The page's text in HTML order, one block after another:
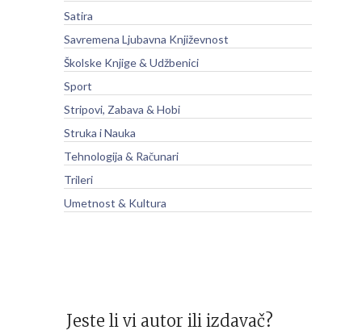
Satira
Savremena Ljubavna Književnost
Školske Knjige & Udžbenici
Sport
Stripovi, Zabava & Hobi
Struka i Nauka
Tehnologija & Računari
Trileri
Umetnost & Kultura
Jeste li vi autor ili izdavač?